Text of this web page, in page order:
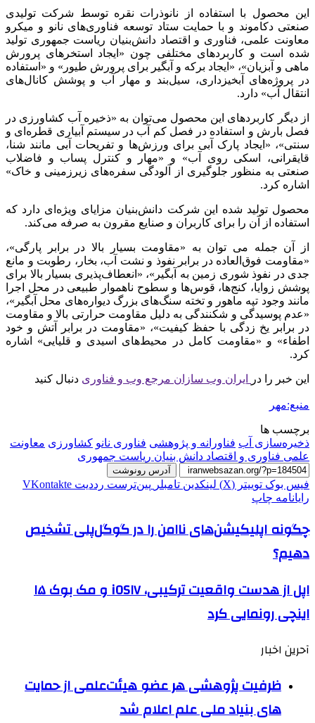
این محصول با استفاده از نانوذرات نقره توسط شرکت تولیدی
صنعتی دکاموند و با حمایت ستاد توسعه فناوری‌های نانو و میکرو
معاونت علمی، فناوری و اقتصاد دانش‌بنیان ریاست جمهوری تولید
شده است و کاربردهای مختلفی چون «ایجاد استخرهای پرورش
ماهی و آبزیان»، «ایجاد برکه و آبگیر برای پرورش طیور» و «استفاده
در پروژه‌های آبخیزداری، سیل‌بند و مهار آب و پوشش کانال‌های
انتقال آب» دارد.
از دیگر کاربردهای این محصول می‌توان به «ذخیره آب کشاورزی در
فصل بارش و استفاده در فصل کم آب در سیستم آبیاری قطره‌ای و
سنتی»، «ایجاد پارک آبی برای ورزش‌ها و تفریحات آبی مانند شنا،
قایقرانی، اسکی روی آب» و «مهار و کنترل پساب و فاضلاب
صنعتی به منظور جلوگیری از آلودگی سفره‌های زیرزمینی و خاک»
اشاره کرد.
محصول تولید شده این شرکت دانش‌بنیان مزایای ویژه‌ای دارد که
استفاده از آن را برای کاربران و صنایع مقرون به صرفه می‌کند.
از آن جمله می توان به «مقاومت بسیار بالا در برابر پارگی»،
«مقاومت فوق‌العاده در برابر نفوذ و نشت آب، بخار، رطوبت و مانع
جدی در نفوذ شوری زمین به آبگیر»، «انعطاف‌پذیری بسیار بالا برای
پوشش زوایا، کنج‌ها، قوس‌ها و سطوح ناهموار طبیعی در محل اجرا
مانند وجود تپه ماهور و تخته سنگ‌های بزرگ دیواره‌های محل آبگیر»،
«عدم پوسیدگی و شکنندگی به دلیل مقاومت حرارتی بالا و مقاومت
در برابر یخ زدگی با حفظ کیفیت»، «مقاومت در برابر آتش و خود
اطفاء» و «مقاومت کامل در محیط‌های اسیدی و قلیایی» اشاره
کرد.
این خبر را در ایران وب سازان مرجع وب و فناوری دنبال کنید
منبع:مهر
برچسب ها
ذخیره‌سازی آب فناورانه و پژوهشی فناوری نانو کشاورزی معاونت
علمی فناوری و اقتصاد دانش بنیان ریاست جمهوری
آدرس رونوشت
فیس بوک توییتر (X) لینکدین ‫تامبلر ‫پین‌ترست ‫رددیت ‫VKontakte
رایانامه چاپ
چگونه اپلیکیشن‌های ناامن را در گوگل‌پلی تشخیص
دهیم؟
اپل از هدست واقعیت ترکیبی، iOS۱۷ و مک بوک ۱۵
اینچی رونمایی کرد
آحرین اخبار
ظرفیت پژوهشی هر عضو هیئت‌علمی از حمایت
های بنیاد ملی علم اعلام شد